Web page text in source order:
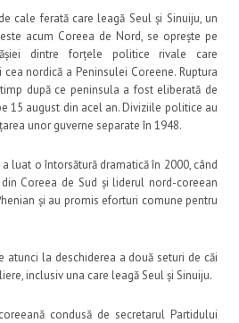
cale ferată care leagă Seul și Sinuiju, un
acum Coreea de Nord, se oprește pe
dintre forțele politice rivale care
nordică a Peninsulei Coreene. Ruptura
după ce peninsula a fost eliberată de
15 august din acel an. Diviziile politice au
unor guverne separate în 1948.
luat o întorsătură dramatică în 2000, când
Coreea de Sud și liderul nord-coreean
și au promis eforturi comune pentru
atunci la deschiderea a două seturi de căi
inclusiv una care leagă Seul și Sinuiju.
condusă de secretarul Partidului